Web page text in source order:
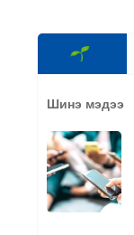
Шинэ мэдээ